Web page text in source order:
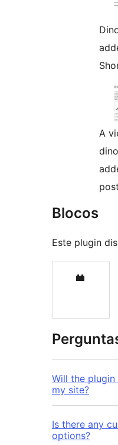
A
post
Blocos
Este plugin
Will the
my site?
Is there any
options?